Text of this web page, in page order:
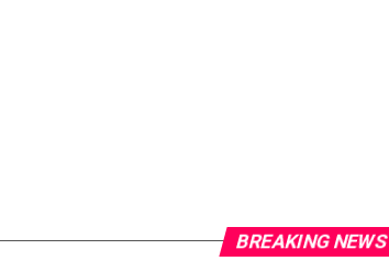
BREAKING NEWS